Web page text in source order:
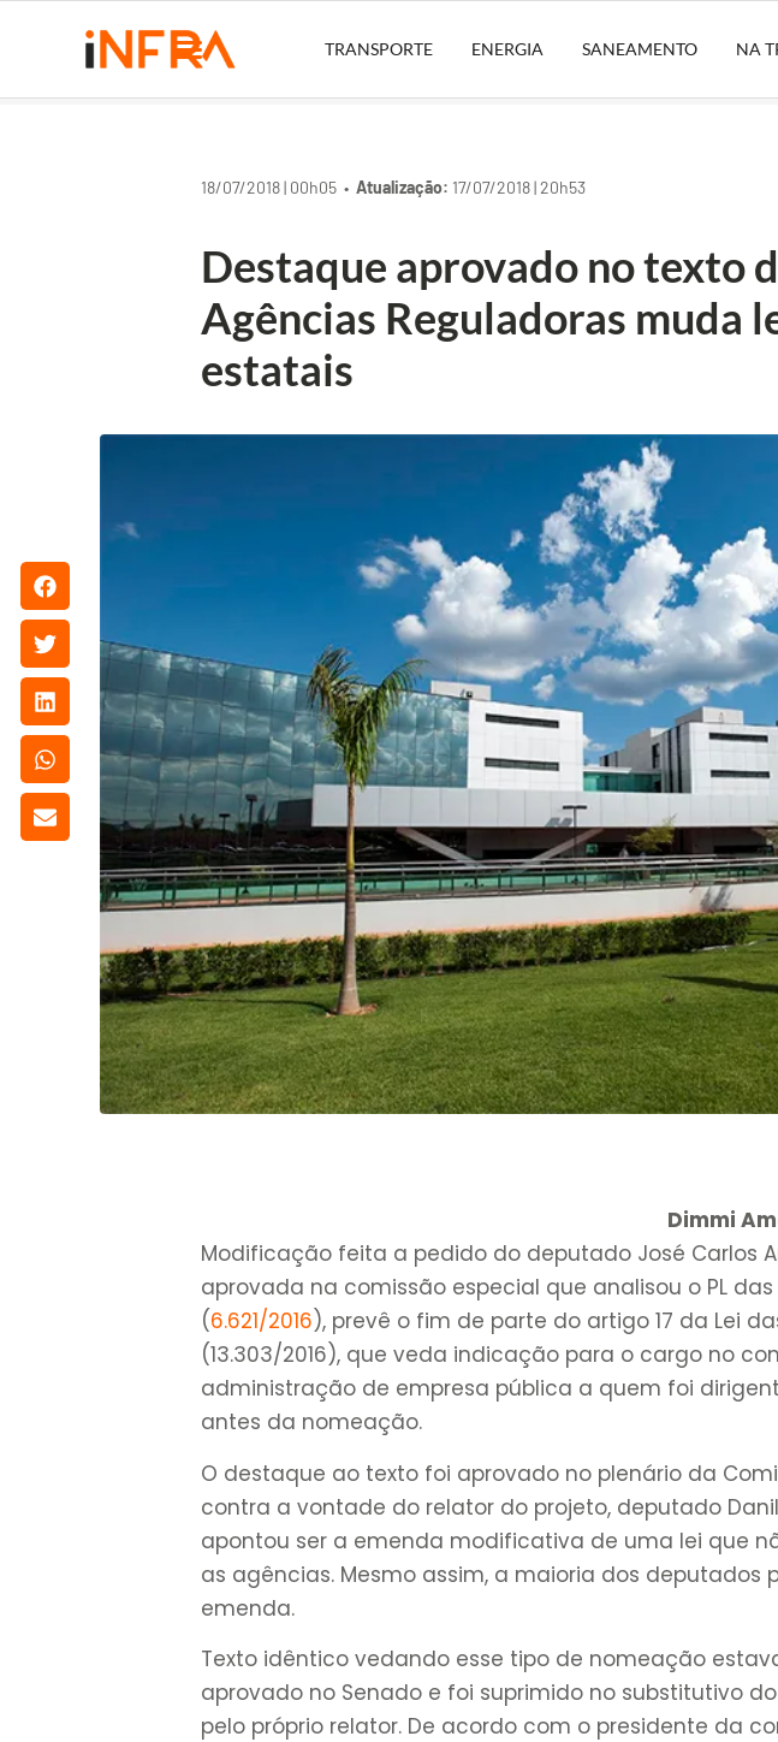
TRANSPORTE ENERGIA SANEAMENTO NA
18/07/2018 | 00h05 •Atualização: 17/07/2018 | 20h53
Destaque aprovado no texto
Agências Reguladoras muda
estatais
Dimmi
Modificação feita a pedido do deputado José Carlos
aprovada na comissão especial que analisou o PL
(6.621/2016), prevê o fim de parte do artigo 17 da Lei
(13.303/2016), que veda indicação para o cargo no
administração de empresa pública a quem foi
antes da nomeação.
O destaque ao texto foi aprovado no plenário da
contra a vontade do relator do projeto, deputado
apontou ser a emenda modificativa de uma lei que
as agências. Mesmo assim, a maioria dos deputados
emenda.
Texto idêntico vedando esse tipo de nomeação
aprovado no Senado e foi suprimido no substitutivo
pelo próprio relator. De acordo com o presidente da